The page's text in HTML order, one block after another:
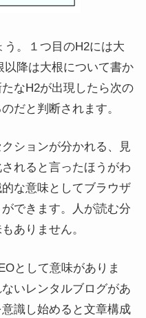
。１つ目のH2には大
降は大根について書か
なH2が出現したら次の
だと判断されます。
ションが分かれる、見
れると言ったほうがわ
な意味としてブラウザ
できます。人が読む分
ありません。
として意味がありま
いレンタルブログがあ
識し始めると文章構成